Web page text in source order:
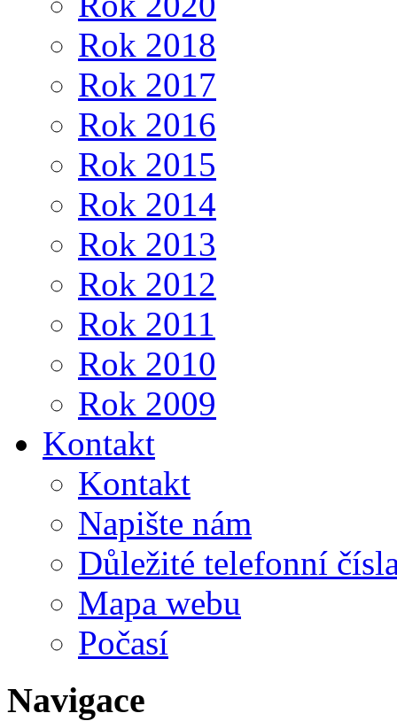
Rok 2018
Rok 2017
Rok 2016
Rok 2015
Rok 2014
Rok 2013
Rok 2012
Rok 2011
Rok 2010
Rok 2009
Kontakt
Kontakt
Napište nám
Důležité telefonní
Mapa webu
Počasí
Navigace